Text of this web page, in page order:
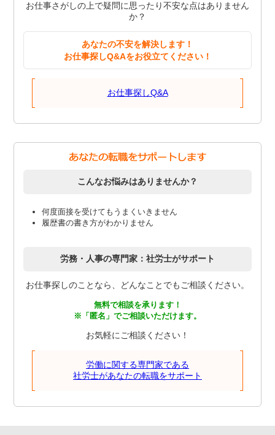
お仕事さがしの上で疑問に思ったり不安な点はありません
か？
あなたの不安を解決します！
お仕事探しQ&Aをお役立てください！
お仕事探しQ&A
こんなお悩みはありませんか？
何度面接を受けてもうまくいきません
履歴書の書き方がわかりません
労務・人事の専門家：社労士がサポート
お仕事探しのことなら、どんなことでもご相談ください。
無料で相談を承ります！
※「匿名」でご相談いただけます。
お気軽にご相談ください！
労働に関する専門家である
社労士があなたの転職をサポート